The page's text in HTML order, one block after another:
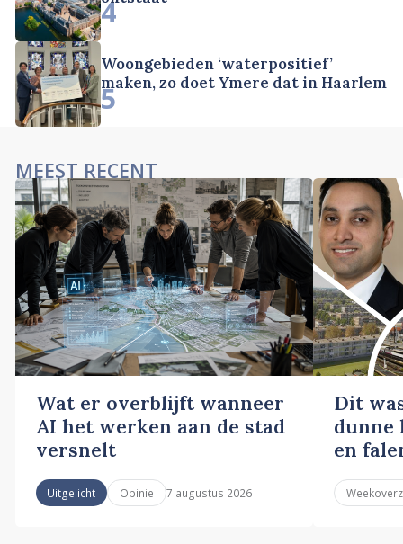
4
Woongebieden ‘waterpositief’
maken, zo doet Ymere dat in Haarlem
5
MEEST RECENT
Wat er overblijft wanneer
AI het werken aan de stad
versnelt
Uitgelicht Opinie 7 augustus 2026
Dit
dunne
en